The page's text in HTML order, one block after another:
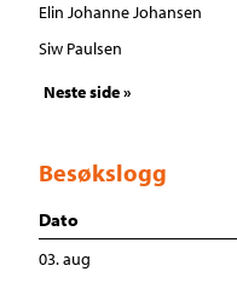
Elin Johanne Johansen
Siw Paulsen
Neste side »
Besøkslogg
Dato
03. aug